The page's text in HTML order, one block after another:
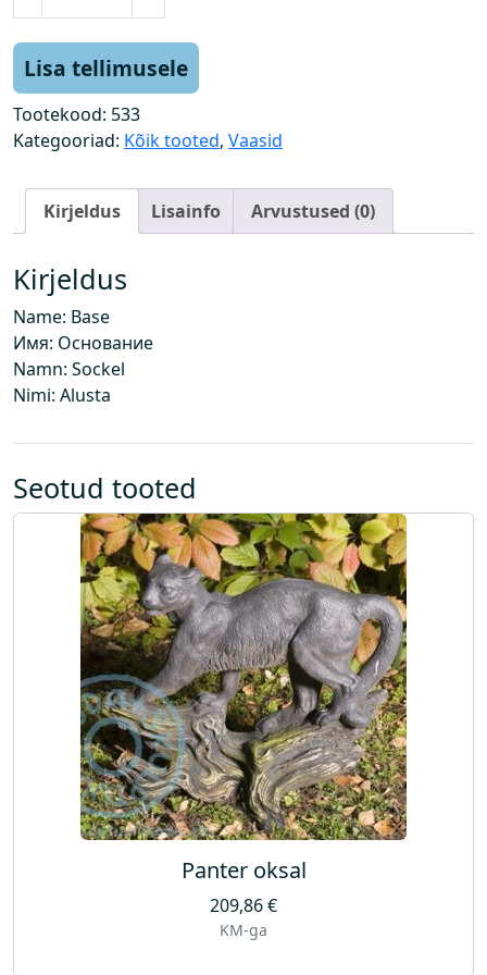
k
o
g
Lisa tellimusele
Tootekood: 533
Kategooriad: Kõik tooted, Vaasid
Kirjeldus Lisainfo Arvustused (0)
Kirjeldus
Name: Base
Имя: Основание
Namn: Sockel
Nimi: Alusta
Seotud tooted
Panter oksal
209,86€
KM-ga